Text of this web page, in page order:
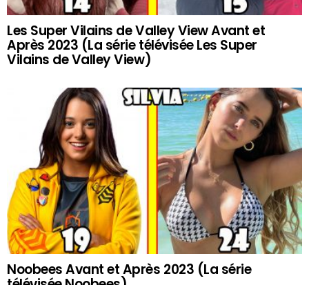
Les Super Vilains de Valley View Avant et
Après 2023 (La série télévisée Les Super
Vilains de Valley View)
Noobees Avant et Après 2023 (La série